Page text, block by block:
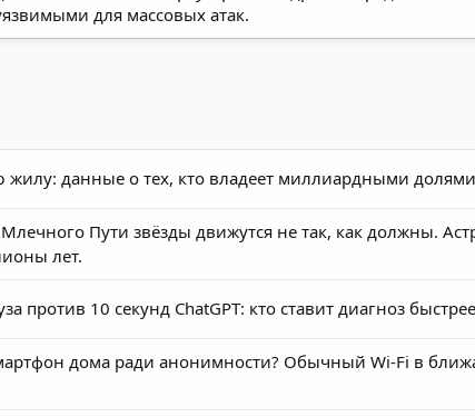
для массовых атак.
данные о тех, кто владеет миллиардными долями
Пути звёзды движутся не так, как должны.
лет.
против 10 секунд ChatGPT: кто ставит диагноз
дома ради анонимности? Обычный Wi-Fi в